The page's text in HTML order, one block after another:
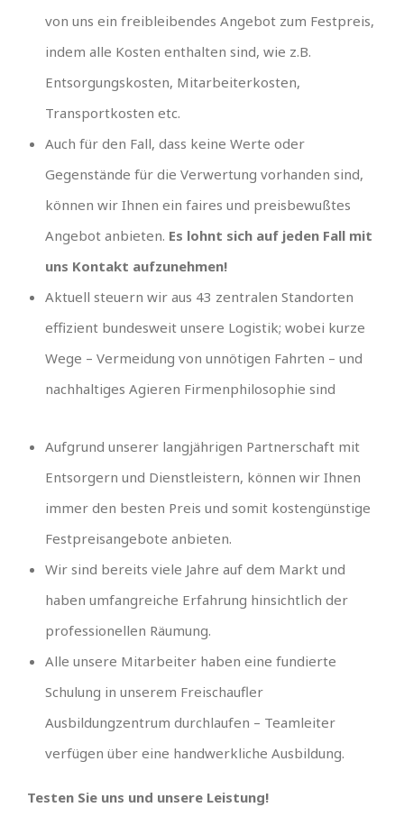
von uns ein freibleibendes Angebot zum Festpreis,
indem alle Kosten enthalten sind, wie z.B.
Entsorgungskosten, Mitarbeiterkosten,
Transportkosten etc.
Auch für den Fall, dass keine Werte oder
Gegenstände für die Verwertung vorhanden sind,
können wir Ihnen ein faires und preisbewußtes
Angebot anbieten. Es lohnt sich auf jeden Fall mit
uns Kontakt aufzunehmen!
Aktuell steuern wir aus 43 zentralen Standorten
effizient bundesweit unsere Logistik; wobei kurze
Wege – Vermeidung von unnötigen Fahrten – und
nachhaltiges Agieren Firmenphilosophie sind
Aufgrund unserer langjährigen Partnerschaft mit
Entsorgern und Dienstleistern, können wir Ihnen
immer den besten Preis und somit kostengünstige
Festpreisangebote anbieten.
Wir sind bereits viele Jahre auf dem Markt und
haben umfangreiche Erfahrung hinsichtlich der
professionellen Räumung.
Alle unsere Mitarbeiter haben eine fundierte
Schulung in unserem Freischaufler
Ausbildungzentrum durchlaufen – Teamleiter
verfügen über eine handwerkliche Ausbildung.
Testen Sie uns und unsere Leistung!